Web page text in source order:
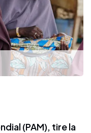
(PAM), tire la